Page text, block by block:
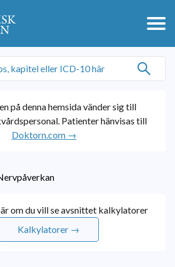
på denna hemsida vänder sig till
Patienter hänvisas till
Doktorn.com →
om du vill se avsnittet kalkylatorer
Kalkylatorer →